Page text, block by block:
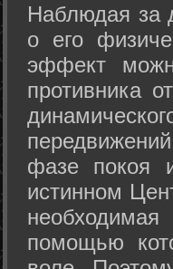
Hаблюдая за
о его
эффект
противника
фазе покоя
истинном
помощью